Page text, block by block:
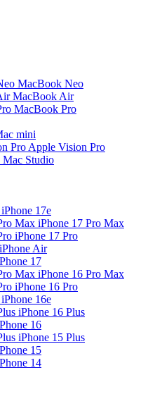
MacBook Neo
MacBook Air
MacBook Pro
mini
Apple Vision Pro
Mac Studio
iPhone 17e
iPhone 17 Pro Max
iPhone 17 Pro
iPhone Air
17
iPhone 16 Pro Max
iPhone 16 Pro
iPhone 16e
iPhone 16 Plus
16
iPhone 15 Plus
15
14